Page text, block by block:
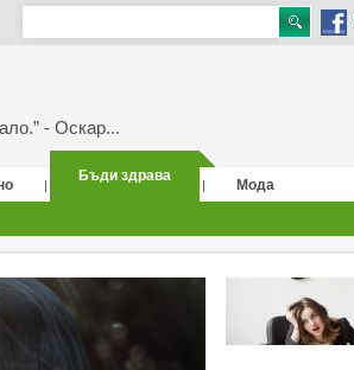
- Оскар...
|
Бъди здрава
|
Мода